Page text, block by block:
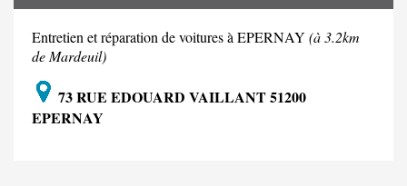
Entretien et réparation de voitures à EPERNAY (à 3.2km
de Mardeuil)
73 RUE EDOUARD VAILLANT 51200
EPERNAY